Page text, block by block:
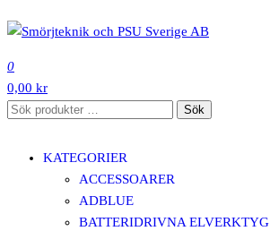
till
innehåll
0
0,00 kr
Sök
Sök
KATEGORIER
ACCESSOARER
ADBLUE
BATTERIDRIVNA ELVERKTYG